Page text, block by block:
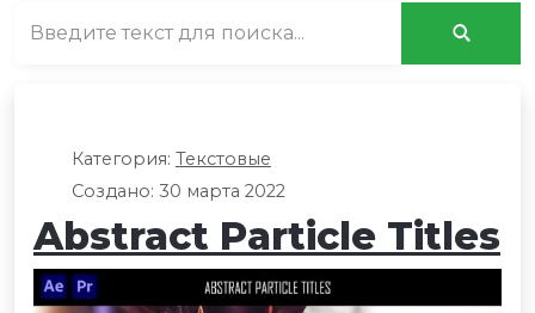
Категория: Текстовые
Создано: 30 марта 2022
Abstract Particle Titles